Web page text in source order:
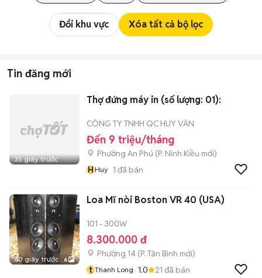
Đổi khu vực Xóa tất cả bộ lọc
Tin đăng mới
35 giây trước
Thợ đứng máy in (số lượng: 01):
CÔNG TY TNHH QC HUY VÂN
Đến 9 triệu/tháng
Phường An Phú (P. Ninh Kiều mới)
HHuy 1 đã bán
40 giây trước 6
Loa Mĩ nòi Boston VR 40 (USA)
101 - 300W
8.300.000 đ
Phường 14 (P. Tân Bình mới)
t Thanh Long 1.0 21 đã bán